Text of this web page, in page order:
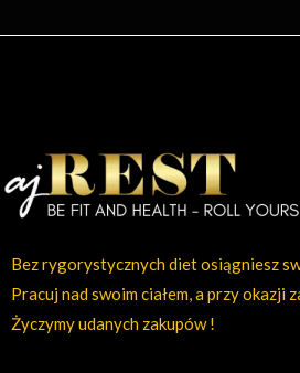
Bez rygorystycznych diet osiągniesz
Pracuj nad swoim ciałem, a przy okazji
Życzymy udanych zakupów !